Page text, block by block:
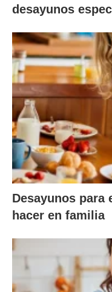
desayunos
Desayunos para
hacer en familia